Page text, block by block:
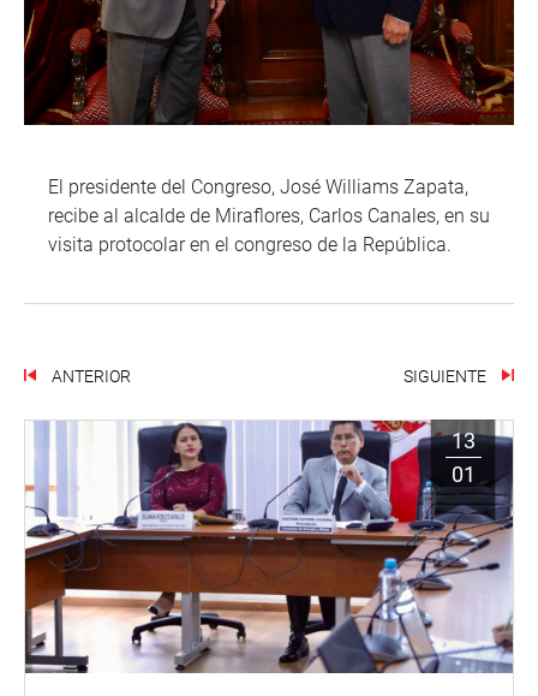
El presidente del Congreso, José Williams Zapata,
recibe al alcalde de Miraflores, Carlos Canales, en su
visita protocolar en el congreso de la República.
ANTERIOR SIGUIENTE
13
01